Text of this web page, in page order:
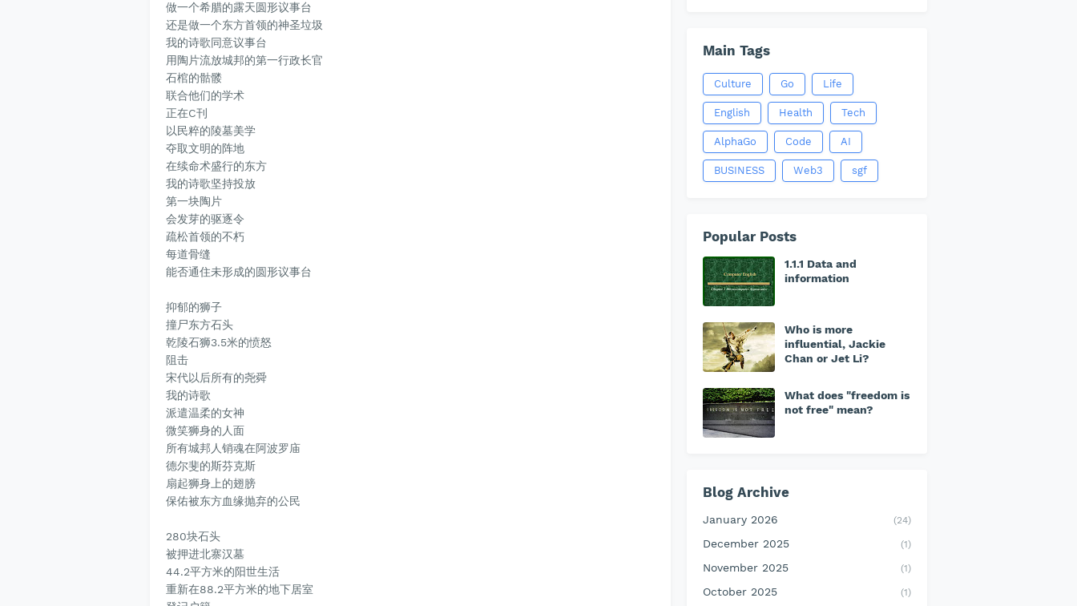
做一个希腊的露天圆形议事台
还是做一个东方首领的神圣垃圾
我的诗歌同意议事台
用陶片流放城邦的第一行政长官
石棺的骷髅
联合他们的学术
正在C刊
以民粹的陵墓美学
夺取文明的阵地
在续命术盛行的东方
我的诗歌坚持投放
第一块陶片
会发芽的驱逐令
疏松首领的不朽
每道骨缝
能否通住未形成的圆形议事台
抑郁的狮子
撞尸东方石头
乾陵石狮3.5米的愤怒
阻击
宋代以后所有的尧舜
我的诗歌
派遣温柔的女神
微笑狮身的人面
所有城邦人销魂在阿波罗庙
德尔斐的斯芬克斯
扇起狮身上的翅膀
保佑被东方血缘抛弃的公民
280块石头
被押进北寨汉墓
44.2平方米的阳世生活
重新在88.2平方米的地下居室
Main Tags
Culture Go Life
English Health Tech
AlphaGo Code AI
BUSINESS Web3 sgf
Popular Posts
1.1.1 Data and
information
Who is more
influential, Jackie
Chan or Jet Li?
What does "freedom is
not free" mean?
Blog Archive
January 2026 (24)
December 2025 (1)
November 2025 (1)
October 2025 (1)